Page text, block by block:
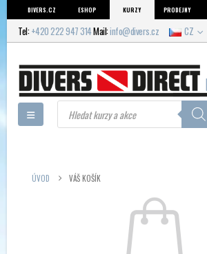
DIVERS.CZ ESHOP KURZY PRODEJNY
Tel: +420 222 947 314Mail:info@divers.cz CZ
Products
search
ÚVOD VÁŠ KOŠÍK